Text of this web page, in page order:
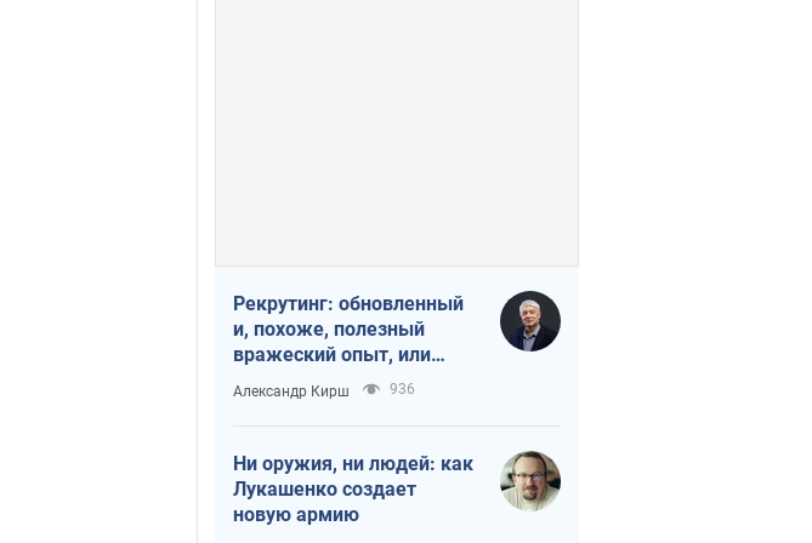
Рекрутинг: обновленный
и, похоже, полезный
вражеский опыт, или
Диалектика
требовательной трусости
Александр Кирш 936
Ни оружия, ни людей: как
Лукашенко создает
новую армию